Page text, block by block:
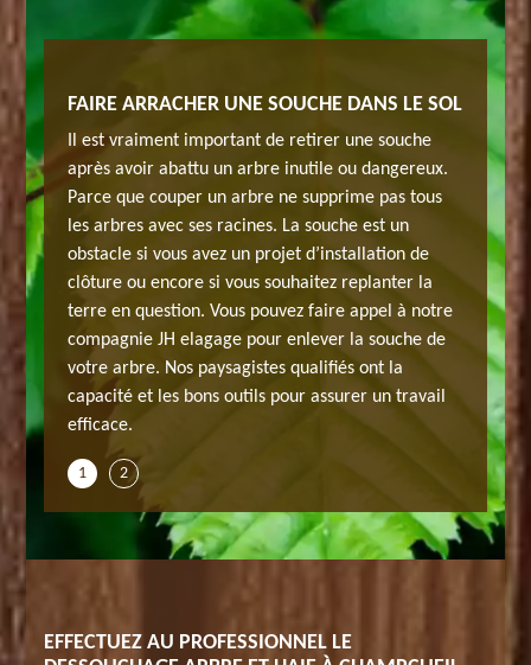
À
du
être
ce
FAIRE ARRACHER UNE SOUCHE DANS LE SOL
Il est vraiment important de retirer une souche
après avoir abattu un arbre inutile ou dangereux.
Parce que couper un arbre ne supprime pas tous
les arbres avec ses racines. La souche est un
obstacle si vous avez un projet d’installation de
clôture ou encore si vous souhaitez replanter la
terre en question. Vous pouvez faire appel à notre
compagnie JH elagage pour enlever la souche de
votre arbre. Nos paysagistes qualifiés ont la
capacité et les bons outils pour assurer un travail
efficace.
Vous
Cette
fait
d’une
travail
projet,
votre
1 2
EFFECTUEZ AU PROFESSIONNEL LE